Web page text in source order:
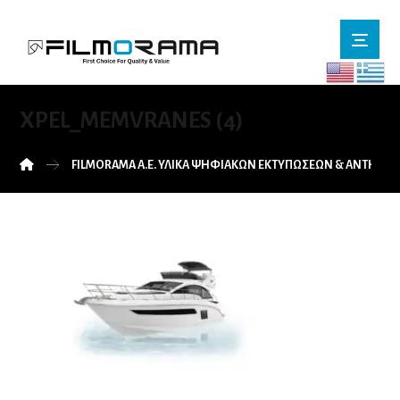
XPEL_MEMVRANES (4)
FILMORAMA Α.Ε. ΥΛΙΚΑ ΨΗΦΙΑΚΩΝ ΕΚΤΥΠΩΣΕΩΝ &